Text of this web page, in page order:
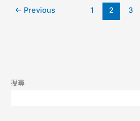
角
← Previous 1 2 3
搜尋